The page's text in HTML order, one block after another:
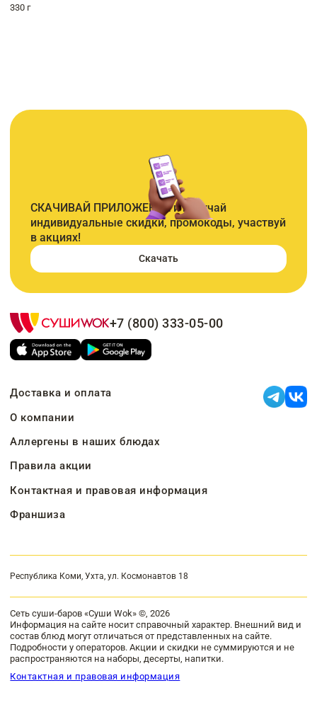
330 г
СКАЧИВАЙ ПРИЛОЖЕНИЕ и получай
индивидуальные скидки, промокоды, участвуй
в акциях!
Скачать
+7 (800) 333-05-00
Доставка и оплата
О компании
Аллергены в наших блюдах
Правила акции
Контактная и правовая информация
Франшиза
Республика Коми, Ухта, ул. Космонавтов 18
Сеть суши-баров «Суши Wok» ©, 2026
Информация на сайте носит справочный характер. Внешний вид и
состав блюд могут отличаться от представленных на сайте.
Подробности у операторов. Акции и скидки не суммируются и не
распространяются на наборы, десерты, напитки.
Контактная и правовая информация